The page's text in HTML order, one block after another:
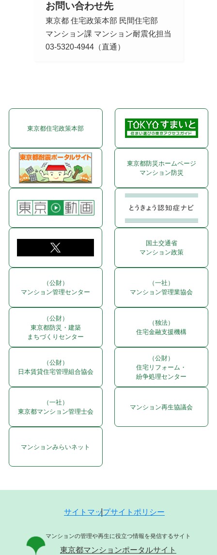
お問い合わせ先
東京都 住宅政策本部 民間住宅部
マンション課 マンション耐震化担当
03-5320-4944（直通）
東京都住宅政策本部
東京都防災ホームページ
マンション防災
国土交通省
マンション政策
（公財）
マンション管理センター
（一社）
マンション管理業協会
（公財）
東京都防災・建築
まちづくりセンター
（独法）
住宅金融支援機構
（公財）
日本賃貸住宅管理組合協会
（公財）
住宅リフォーム・
紛争処理センター
（一社）
東京都マンション管理士会
マンション再生協議会
マンションみらいネット
サイトマップサイトポリシー
マンションの管理や再生に役立つ情報を発信するサイト
東京都マンションポータルサイト